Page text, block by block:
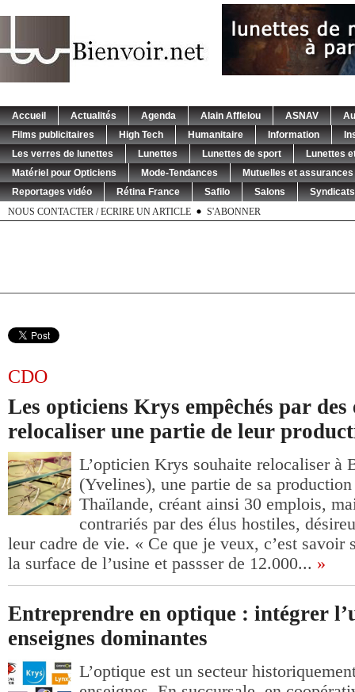
Accueil Actualités Agenda Alain Afflelou ASNAV
Films publicitaires
High Tech Humanitaire Information
Les verres de lunettes
Lunettes Lunettes de sport
Lunettes
Matériel pour Opticiens
Mode-Tendances
Mutuelles et
Reportages vidéo
Rétina France Safilo Salons
Syndicats
NOUS CONTACTER / ECRIRE UN ARTICLE
S'ABONNER
CDO
Les opticiens Krys empêchés par des
relocaliser une partie de leur
L’opticien Krys souhaite relocaliser à
(Yvelines), une partie de sa
Thaïlande, créant ainsi 30 emplois,
contrariés par des élus hostiles,
leur cadre de vie. « Ce que je veux, c’est savoir
la surface de l’usine et passser de 12.000... »
Entreprendre en optique : intégrer
enseignes dominantes
L’optique est un secteur